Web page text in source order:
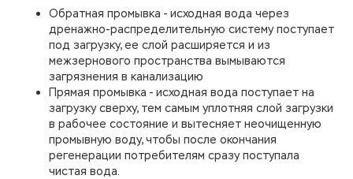
Обратная промывка - исходная вода через
дренажно-распределительную систему поступает
под загрузку, ее слой расширяется и из
межзернового пространства вымываются
загрязнения в канализацию
Прямая промывка - исходная вода поступает на
загрузку сверху, тем самым уплотняя слой загрузки
в рабочее состояние и вытесняет неочищенную
промывную воду, чтобы после окончания
регенерации потребителям сразу поступала
чистая вода.